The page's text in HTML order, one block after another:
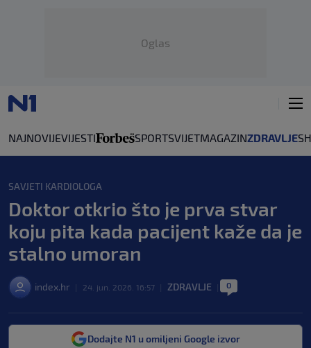
Oglas
NAJNOVIJEVIJESTI SPORTSVIJETMAGAZINZDRAVLJE
SAVJETI KARDIOLOGA
Doktor otkrio što je prva stvar
koju pita kada pacijent kaže da je
stalno umoran
index.hr 24. jun. 2026. 16:57 ZDRAVLJE 0
Dodajte N1 u omiljeni Google izvor